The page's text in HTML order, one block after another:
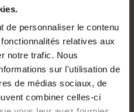
de personnaliser le contenu
relatives aux
notre trafic. Nous
sur l'utilisation de
de médias sociaux, de
combiner celles-ci
KidzStickers
vêtements ludiques pour